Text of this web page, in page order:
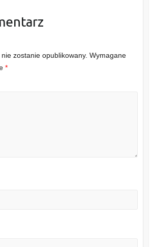
zostanie opublikowany. Wymagane
*